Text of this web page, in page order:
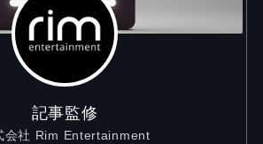
記事監修
会社 Rim Entertainment